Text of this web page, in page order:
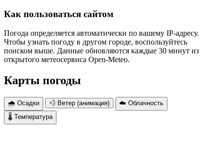
Как пользоваться сайтом
Погода определяется автоматически по вашему IP-адресу.
Чтобы узнать погоду в другом городе, воспользуйтесь
поиском выше. Данные обновляются каждые 30 минут из
открытого метеосервиса Open-Meteo.
Карты погоды
🌧 Осадки 💨 Ветер (анимация)
☁️ Облачность
🌡 Температура